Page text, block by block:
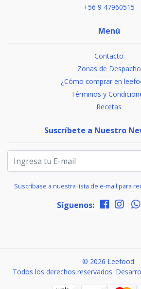
+56 9 47960515
Menú
Contacto
Zonas de Despacho
¿Cómo comprar en
Términos y
Recetas
Suscríbete a Nuestro
Suscríbase a nuestra lista de e-mail para
Síguenos:
© 2026 Leefood.
Todos los derechos reservados.